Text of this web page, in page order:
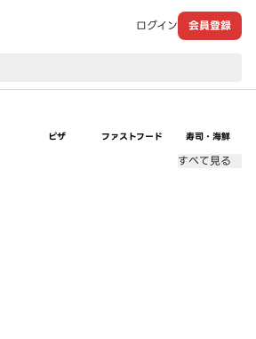
ログイン 会員登録
ピザ ファストフード 寿司・海鮮
すべて見る